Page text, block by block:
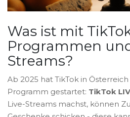
Was ist mit
Programmen
Streams?
Ab 2025 hat TikTok in
Programm gestartet: TikTok
Live-Streams machst, können